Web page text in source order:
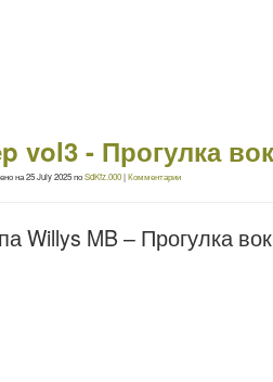
vol3 - Прогулка
на25 July 2025поSdKfz.000|Комментарии
Willys MB – Прогулка